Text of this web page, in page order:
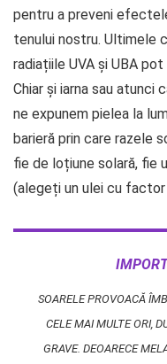
pentru a preveni
tenului nostru. Ultimele
radiațiile UVA și UBA
Chiar și iarna sau
ne expunem pielea la
barieră prin care razele
fie de loțiune solară, fie
(alegeți un ulei cu
SOARELE PROVOACĂ
CELE MAI MULTE ORI,
GRAVE. DEOARECE